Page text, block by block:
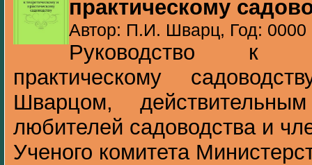
практическому
Автор: П.И. Шварц, Год: 0000
Руководство к
практическому
Шварцом,
любителей садоводства и
Ученого комитета